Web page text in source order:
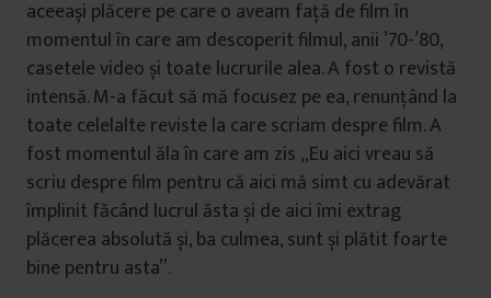
aceeași plăcere pe care o aveam față de film în
momentul în care am descoperit filmul, anii ’70-’80,
casetele video și toate lucrurile alea. A fost o revistă
intensă. M-a făcut să mă focusez pe ea, renunțând la
toate celelalte reviste la care scriam despre film. A
fost momentul ăla în care am zis „Eu aici vreau să
scriu despre film pentru că aici mă simt cu adevărat
împlinit făcând lucrul ăsta și de aici îmi extrag
plăcerea absolută și, ba culmea, sunt și plătit foarte
bine pentru asta”.